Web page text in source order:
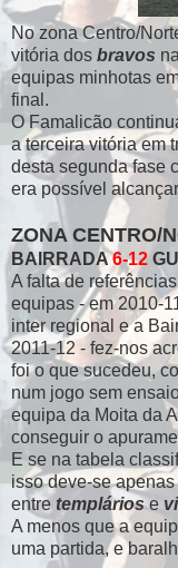
No zona Centro/
vitória dos bravos
equipas minhotas
final.
O Famalicão
a terceira vitória em
desta segunda fase
era possível
ZONA CENTRO/
BAIRRADA6-12
A falta de
equipas - em 2010-
inter regional e a
2011-12 - fez-nos
foi o que sucedeu,
num jogo sem
equipa da Moita da
conseguir o
E se na tabela
isso deve-se
entre templáriose
A menos que a
uma partida, e